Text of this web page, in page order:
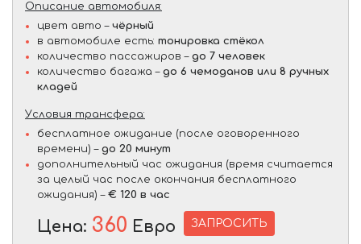
Описание автомобиля:
цвет авто – чёрный
в автомобиле есть: тонировка стёкол
количество пассажиров – до 7 человек
количество багажа – до 6 чемоданов или 8 ручных
кладей
Условия трансфера:
бесплатное ожидание (после оговоренного
времени) – до 20 минут
дополнительный час ожидания (время считается
за целый час после окончания бесплатного
ожидания) – € 120 в час
Цена: 360 Евро ЗАПРОСИТЬ